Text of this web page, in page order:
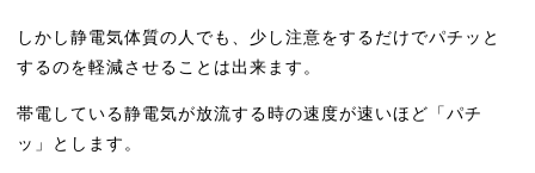
しかし静電気体質の人でも、少し注意をするだけでパチッと
するのを軽減させることは出来ます。
帯電している静電気が放流する時の速度が速いほど「パチ
ッ」とします。